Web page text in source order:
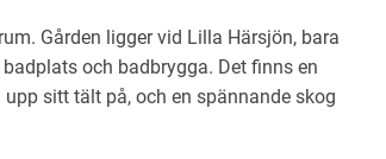
Gården ligger vid Lilla Härsjön, bara
och badbrygga. Det finns en
sitt tält på, och en spännande skog